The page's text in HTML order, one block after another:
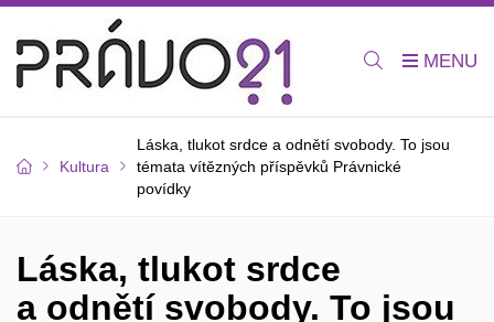
Kultura
Láska, tlukot srdce a odnětí svobody. To jsou
témata vítězných příspěvků Právnické
povídky
Láska, tlukot srdce
a odnětí svobody. To jsou